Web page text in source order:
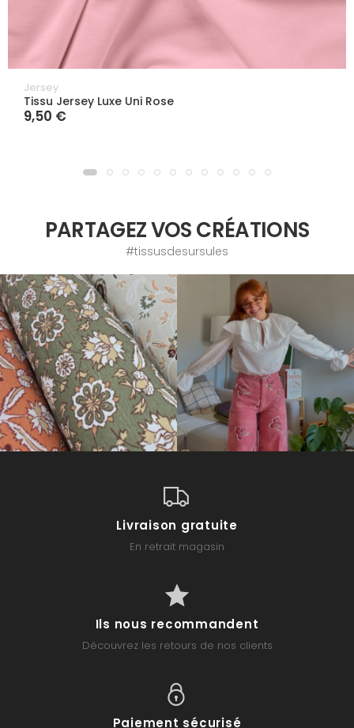
Jersey
Tissu Jersey Luxe Uni Rose
9,50 €
PARTAGEZ VOS CRÉATIONS
#tissusdesursules
Livraison gratuite
En retrait magasin
Ils nous recommandent
Découvrez les retours de nos clients
Paiement sécurisé